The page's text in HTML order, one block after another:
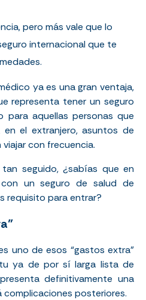
pero más vale que lo
internacional que te
ya es una gran ventaja,
representa tener un seguro
para aquellas personas que
el extranjero, asuntos de
con frecuencia.
seguido, ¿sabías que en
un seguro de salud de
requisito para entrar?
uno de esos “gastos extra”
ya de por sí larga lista de
definitivamente una
posteriores.